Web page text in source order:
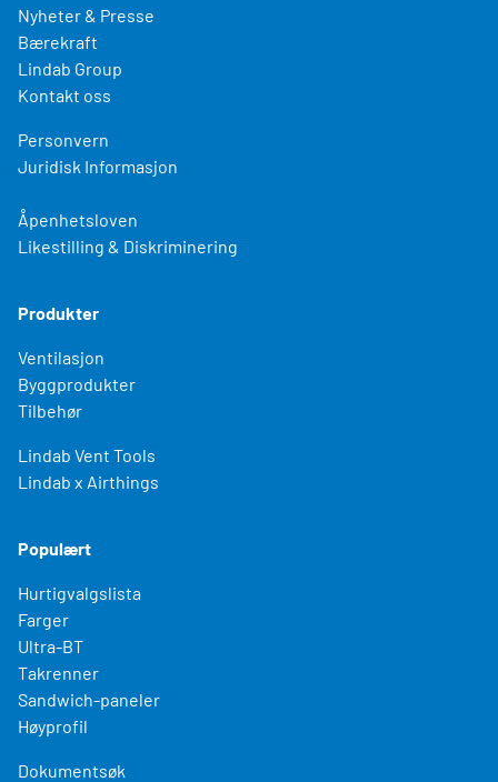
Nyheter & Presse
Bærekraft
Lindab Group
Kontakt oss
Personvern
Juridisk Informasjon
Åpenhetsloven
Likestilling & Diskriminering
Produkter
Ventilasjon
Byggprodukter
Tilbehør
Lindab Vent Tools
Lindab x Airthings
Populært
Hurtigvalgslista
Farger
Ultra-BT
Takrenner
Sandwich-paneler
Høyprofil
Dokumentsøk